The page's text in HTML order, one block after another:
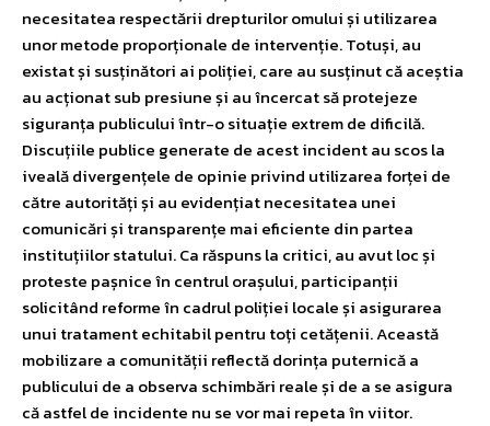
necesitatea respectării drepturilor omului și utilizarea
unor metode proporționale de intervenție. Totuși, au
existat și susținători ai poliției, care au susținut că aceștia
au acționat sub presiune și au încercat să protejeze
siguranța publicului într-o situație extrem de dificilă.
Discuțiile publice generate de acest incident au scos la
iveală divergențele de opinie privind utilizarea forței de
către autorități și au evidențiat necesitatea unei
comunicări și transparențe mai eficiente din partea
instituțiilor statului. Ca răspuns la critici, au avut loc și
proteste pașnice în centrul orașului, participanții
solicitând reforme în cadrul poliției locale și asigurarea
unui tratament echitabil pentru toți cetățenii. Această
mobilizare a comunității reflectă dorința puternică a
publicului de a observa schimbări reale și de a se asigura
că astfel de incidente nu se vor mai repeta în viitor.